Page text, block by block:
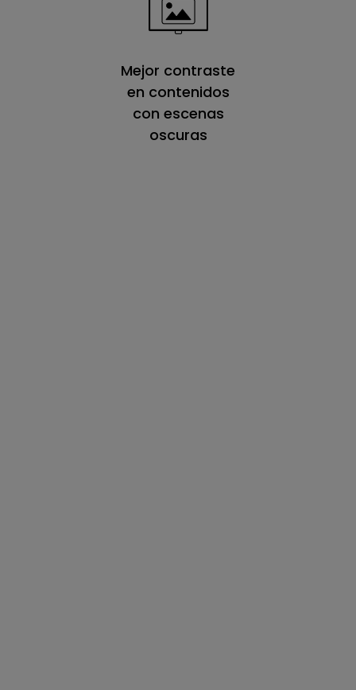
Mejor contraste
en contenidos
con escenas
oscuras